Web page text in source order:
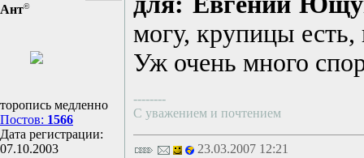
Ант©
торопись медленно
Постов: 1566
Дата регистрации:
07.10.2003
могу, крупицы есть,
Уж очень много
--------
С уважением и почтением
23.03.2007 12:21